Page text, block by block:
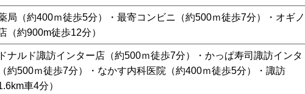
局（約400ｍ徒歩5分）・最寄コンビニ（約500ｍ徒歩7分）・オギノ
（約900m徒歩12分）
ナルド諏訪インター店（約500ｍ徒歩7分）・かっぱ寿司諏訪インタ
約500ｍ徒歩7分）・なかす内科医院（約400ｍ徒歩5分）・諏訪
車4分）